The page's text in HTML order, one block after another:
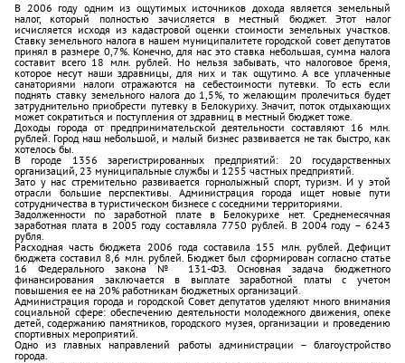
В 2006 году одним из ощутимых источников дохода является земельный
налог, который полностью зачисляется в местный бюджет. Этот налог
исчисляется исходя из кадастровой оценки стоимости земельных участков.
Ставку земельного налога в нашем муниципалитете городской совет депутатов
принял в размере 0,7%. Конечно, для нас это ставка небольшая, сумма налога
составит всего 18 млн. рублей. Но нельзя забывать, что налоговое бремя,
которое несут наши здравницы, для них и так ощутимо. А все уплаченные
санаториями налоги отражаются на себестоимости путевки. То есть если
поднять ставку земельного налога до 1,5%, то желающим пролечиться будет
затруднительно приобрести путевку в Белокуриху. Значит, поток отдыхающих
может сократиться и поступления от здравниц в местный бюджет тоже.
Доходы города от предпринимательской деятельности составляют 16 млн.
рублей. Город наш небольшой, и малый бизнес развивается не так быстро, как
хотелось бы.
В городе 1356 зарегистрированных предприятий: 20 государственных
организаций, 23 муниципальные службы и 1255 частных предприятий.
Зато у нас стремительно развивается горнолыжный спорт, туризм. И у этой
отрасли большие перспективы. Администрация города ищет новые пути
сотрудничества в туристическом бизнесе с соседними территориями.
Задолженности по заработной плате в Белокурихе нет. Среднемесячная
заработная плата в 2005 году составляла 7750 рублей. В 2004 году – 6243
рубля.
Расходная часть бюджета 2006 года составила 155 млн. рублей. Дефицит
бюджета составил 8,6 млн. рублей. Бюджет был сформирован согласно статье
16 Федерального закона № 131-ФЗ. Основная задача бюджетного
финансирования заключается в выплате заработной платы с учетом
повышения ее на 20% работникам бюджетных организаций.
Администрация города и городской Совет депутатов уделяют много внимания
социальной сфере: обеспечению деятельности молодежного движения, опеке
детей, содержанию памятников, городского музея, организации и проведению
спортивных мероприятий.
Одно из главных направлений работы администрации – благоустройство
города.